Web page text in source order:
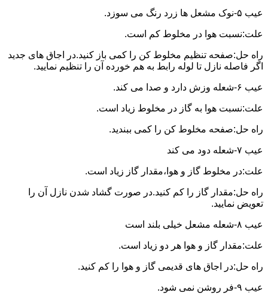
عیب ۵-نوک مشعل ها زرد رنگ می سوزد.
علت:نسبت هوا در مخلوط کم است.
راه حل:صفحه تنظیم مخلوط کن را کمی باز کنید.در اجاق های جدید
اگر فاصله نازل تا لوله رابط به هم خورده آن را تنظیم نمایید.
عیب ۶-شعله وزش دارد و صدا می کند.
علت:نسبت هوا به گاز در مخلوط زیاد است.
راه حل:صفحه مخلوط کن را کمی ببندید.
عیب ۷-شعله دود می کند
علت:در مخلوط گاز و هوا،مقدار گاز زیاد است.
راه حل:مقدار گاز را کم کنید.در صورت گشاد شدن نازل آن را
تعویض نمایید.
عیب ۸-شعله مشعل خیلی بلند است
علت:مقدار گاز و هوا هر دو زیاد است.
راه حل:در اجاق های قدیمی گاز و هوا را کم کنید.
عیب ۹-فر روشن نمی شود.